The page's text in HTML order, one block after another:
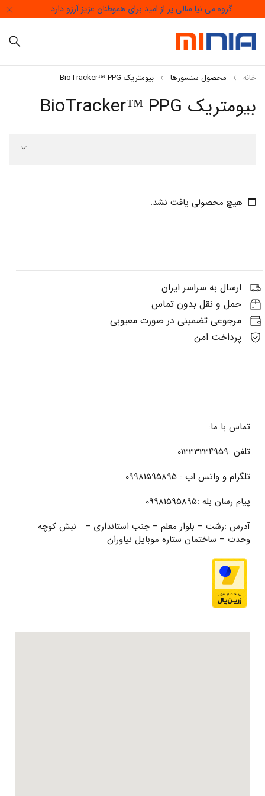
گروه می نیا سالی پر از امید برای هموطنان عزیز آرزو دارد
بیومتریک BioTracker™ PPG
خانه محصول سنسورها بیومتریک BioTracker™ PPG
هیچ محصولی یافت نشد.
ارسال به سراسر ایران
حمل و نقل بدون تماس
مرجوعی تضمینی در صورت معیوبی
پرداخت امن
تماس با ما:
تلفن :01333234959
تلگرام و واتس اپ : 09981595895
پیام رسان بله :09981595895
آدرس :رشت – بلوار معلم – جنب استانداری – نبش کوچه
وحدت – ساختمان ستاره موبایل نیاوران